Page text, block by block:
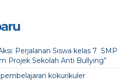
Perjalanan Siswa kelas 7 SMP
Projek Sekolah Anti Bullying”
kokurikuler